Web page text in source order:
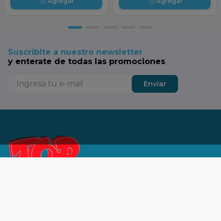
Suscribite a nuestro newsletter
y enterate de todas las promociones
Enviar